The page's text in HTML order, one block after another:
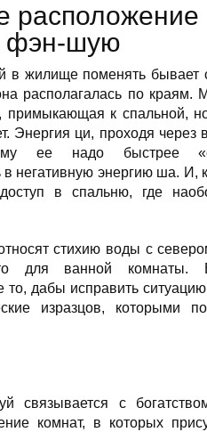
расположение
фэн-шую
в жилище поменять бывает
располагалась по краям.
к спальной,
Энергия ци, проходя через
ее надо быстрее
негативную энергию ша. И,
в спальню, где
стихию воды с
для ванной комнаты.
то, дабы исправить
изразцов, которыми
связывается с
комнат, в которых